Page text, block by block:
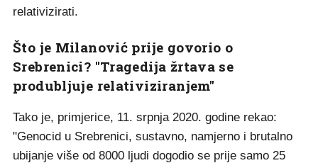
relativizirati.
Što je Milanović prije govorio o
Srebrenici? "Tragedija žrtava se
produbljuje relativiziranjem"
Tako je, primjerice, 11. srpnja 2020. godine rekao:
"Genocid u Srebrenici, sustavno, namjerno i brutalno
ubijanje više od 8000 ljudi dogodio se prije samo 25